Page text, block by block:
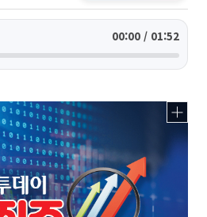
00:00 / 01:52